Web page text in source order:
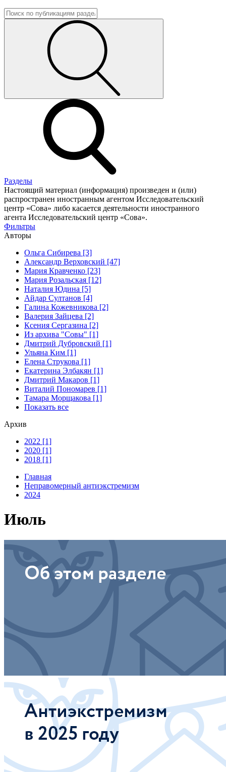
Разделы
Настоящий материал (информация) произведен и (или)
распространен иностранным агентом Исследовательский
центр «Сова» либо касается деятельности иностранного
агента Исследовательский центр «Сова».
Фильтры
Авторы
Ольга Сибирева [3]
Александр Верховский [47]
Мария Кравченко [23]
Мария Розальская [12]
Наталия Юдина [5]
Айдар Султанов [4]
Галина Кожевникова [2]
Валерия Зайцева [2]
Ксения Сергазина [2]
Из архива "Совы" [1]
Дмитрий Дубровский [1]
Ульяна Ким [1]
Елена Струкова [1]
Екатерина Элбакян [1]
Дмитрий Макаров [1]
Виталий Пономарев [1]
Тамара Морщакова [1]
Показать все
Архив
2022 [1]
2020 [1]
2018 [1]
Главная
Неправомерный антиэкстремизм
2024
Июль